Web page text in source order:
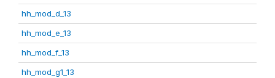
hh_mod_d_13
hh_mod_e_13
hh_mod_f_13
hh_mod_g1_13